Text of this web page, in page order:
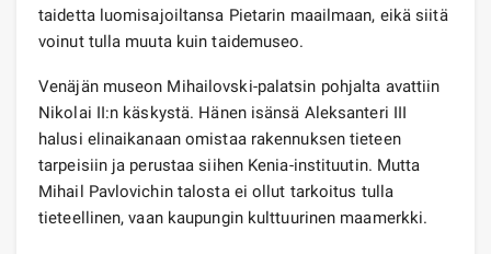
taidetta luomisajoiltansa Pietarin maailmaan, eikä siitä
voinut tulla muuta kuin taidemuseo.
Venäjän museon Mihailovski-palatsin pohjalta avattiin
Nikolai II:n käskystä. Hänen isänsä Aleksanteri III
halusi elinaikanaan omistaa rakennuksen tieteen
tarpeisiin ja perustaa siihen Kenia-instituutin. Mutta
Mihail Pavlovichin talosta ei ollut tarkoitus tulla
tieteellinen, vaan kaupungin kulttuurinen maamerkki.